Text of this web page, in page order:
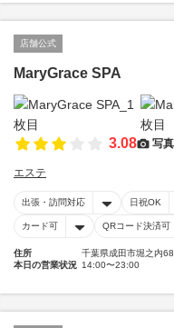
店舗公式
MaryGrace SPA
3.08 写真
エステ
出張・訪問対応 日祝OK
カード可 QRコード決済可
住所
千葉県成田市堀之内68
本日の営業状況 14:00〜23:00